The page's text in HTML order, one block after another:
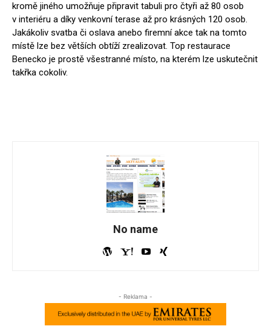
kromě jiného umožňuje připravit tabuli pro čtyři až 80 osob
v interiéru a díky venkovní terase až pro krásných 120 osob.
Jakákoliv svatba či oslava anebo firemní akce tak na tomto
místě lze bez větších obtíží zrealizovat. Top restaurace
Benecko je prostě všestranné místo, na kterém lze uskutečnit
takřka cokoliv.
No name
- Reklama -